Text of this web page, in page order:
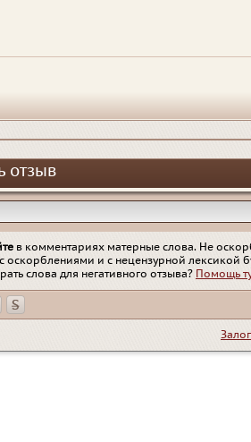
отзыв
в комментариях матерные слова. Не
оскорблениями и с нецензурной лексикой
слова для негативного отзыва? Помощь